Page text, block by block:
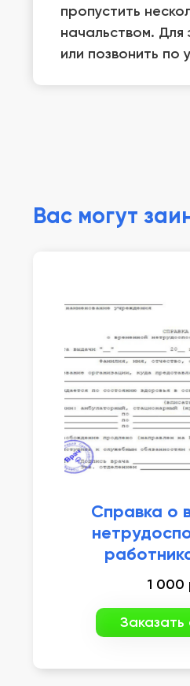
пропустить
начальством.
или позвонить по
Вас могут
Справка о
1 000
Заказать